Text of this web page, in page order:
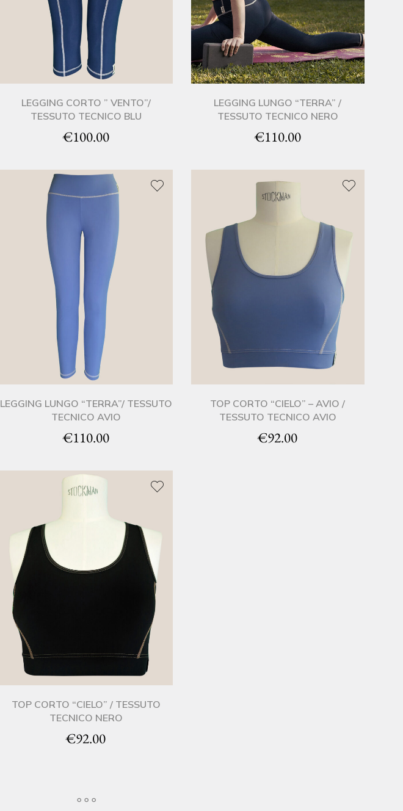
LEGGING CORTO ” VENTO”/
TESSUTO TECNICO BLU
€100.00
LEGGING LUNGO “TERRA” /
TESSUTO TECNICO NERO
€110.00
LEGGING LUNGO “TERRA”/ TESSUTO
TECNICO AVIO
€110.00
TOP CORTO “CIELO” – AVIO /
TESSUTO TECNICO AVIO
€92.00
TOP CORTO “CIELO” / TESSUTO
TECNICO NERO
€92.00